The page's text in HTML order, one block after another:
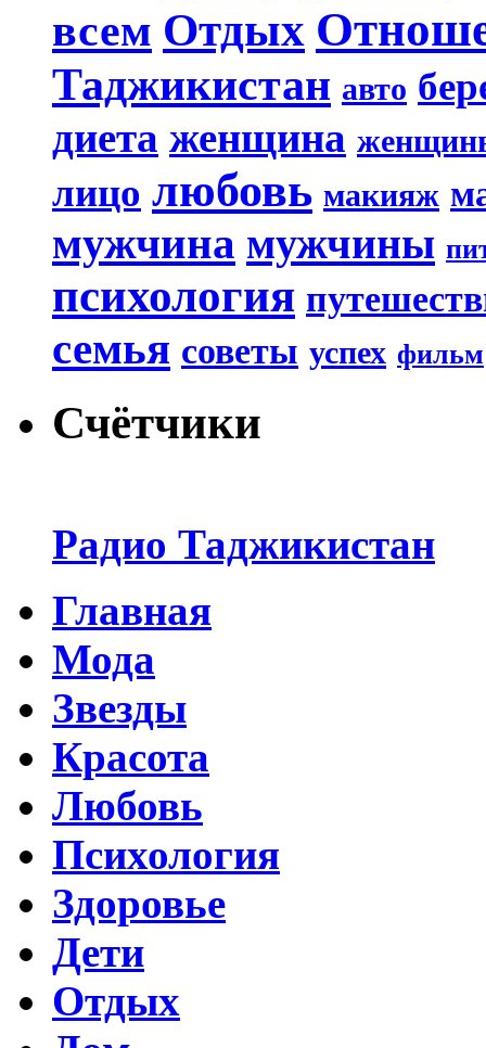
всем Отдых
Таджикистан авто
диета женщина
лицо любовь макияж
мужчина мужчины
психология
семья советы успех фильм
Счётчики
Радио Таджикистан
Главная
Мода
Звезды
Красота
Любовь
Психология
Здоровье
Дети
Отдых